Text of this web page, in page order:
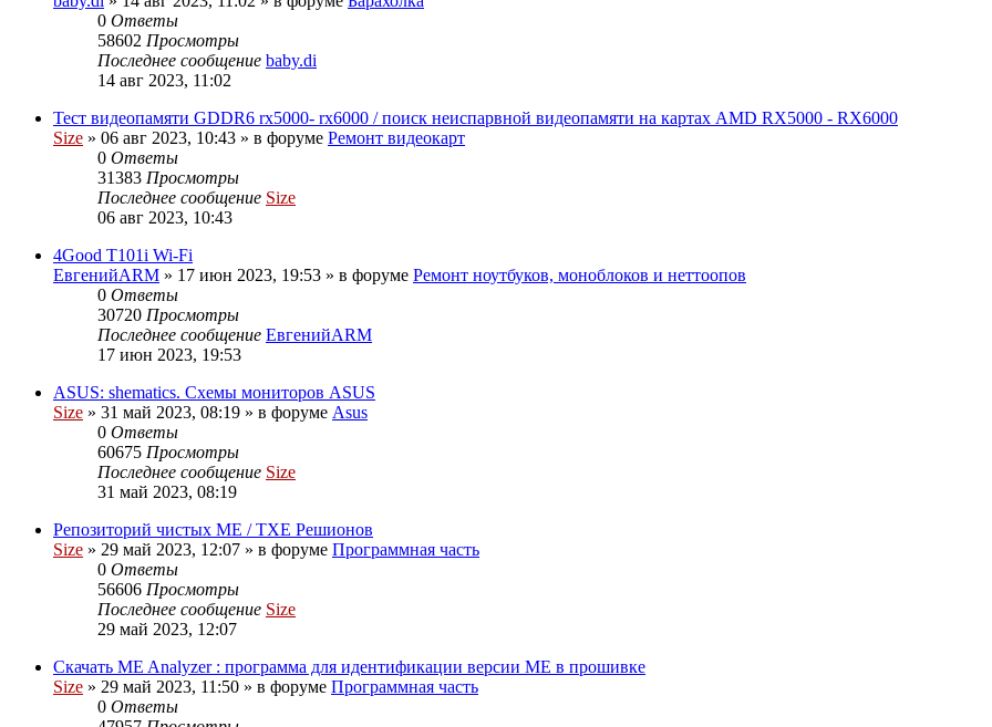
0 Ответы
58602 Просмотры
Последнее сообщение baby.di
14 авг 2023, 11:02
Тест видеопамяти GDDR6 rx5000- rx6000 / поиск неиспарвной видеопамяти на картах AMD RX5000 - RX6000
Size » 06 авг 2023, 10:43 » в форуме Ремонт видеокарт
0 Ответы
31383 Просмотры
Последнее сообщение Size
06 авг 2023, 10:43
4Good T101i Wi-Fi
ЕвгенийARM » 17 июн 2023, 19:53 » в форуме Ремонт ноутбуков, моноблоков и неттоопов
0 Ответы
30720 Просмотры
Последнее сообщение ЕвгенийARM
17 июн 2023, 19:53
ASUS: shematics. Схемы мониторов ASUS
Size » 31 май 2023, 08:19 » в форуме Asus
0 Ответы
60675 Просмотры
Последнее сообщение Size
31 май 2023, 08:19
Репозиторий чистых ME / TXE Решионов
Size » 29 май 2023, 12:07 » в форуме Программная часть
0 Ответы
56606 Просмотры
Последнее сообщение Size
29 май 2023, 12:07
Скачать ME Analyzer : программа для идентификации версии ME в прошивке
Size » 29 май 2023, 11:50 » в форуме Программная часть
0 Ответы